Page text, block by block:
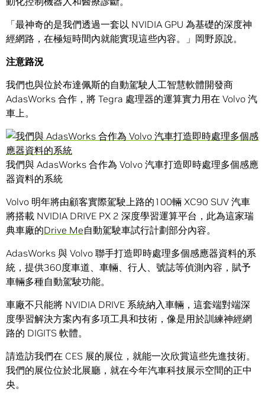
「最神奇的是我們透過一套以 NVIDIA GPU 為基礎的深度神
經網路，在極短時間內就能實現這些內容。」岡野原說。
注意路況
我們也與位於布達佩斯的自動駕駛人工智慧軟體開發商
AdasWorks 合作，將 Tegra 處理器的運算實力用在 Volvo 汽
車上。
我們與 AdasWorks 合作為 Volvo 汽車打造即時處理多個感應
器資料的系統
Volvo 明年將由顧客實際駕駛上路的100輛 XC90 SUV 汽車
將搭載 NVIDIA DRIVE PX 2 深度學習運算平台，此為這家瑞
典車廠的Drive Me自動駕駛車試行計劃部分內容。
AdasWorks 與 Volvo 聯手打造即時處理多個感應器資料的系
統，提供360度車道、車輛、行人、號誌等偵測內容，賦予
車輛多種自動駕駛功能。
車廠不只能將 NVIDIA DRIVE 系統納入車輛，這套端對端深
度學習解決方案內有多項工具和技術，像是用於訓練神經網
路的 DIGITS 軟體。
請造訪我們在 CES 展的展位，就能一次欣賞這些先進技術。
我們的展位位於北展廳，就在今年汽車科技展示空間的正中
央。